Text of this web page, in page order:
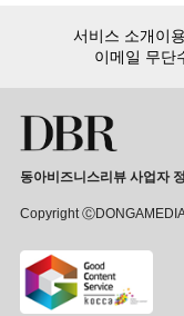
서비스 소개이
이메일 무단
동아비즈니스리뷰 사업자
Copyright